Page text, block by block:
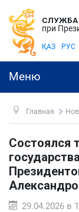
СЛУЖБА
при
ҚАЗ РУС
Меню
Главная
Состоялся
29.04.2026 в